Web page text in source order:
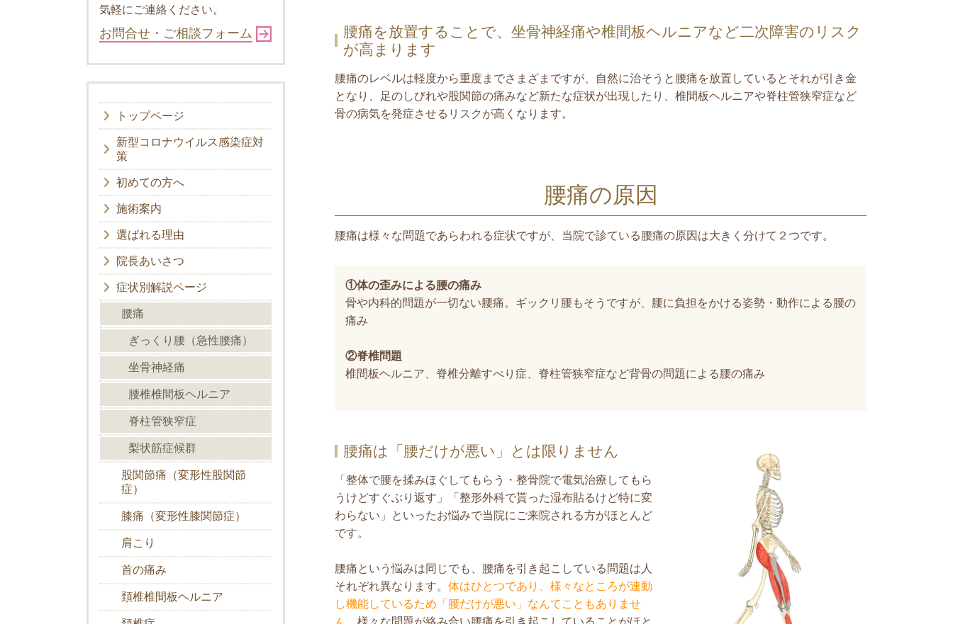
腰痛を放置することで、坐骨神経痛や椎間板ヘルニアなど二次障害のリスク
が高まります
腰痛のレベルは軽度から重度までさまざまですが、自然に治そうと腰痛を放置しているとそれが引き金
となり、足のしびれや股関節の痛みなど新たな症状が出現したり、椎間板ヘルニアや脊柱管狭窄症など
骨の病気を発症させるリスクが高くなります。
腰痛の原因
腰痛は様々な問題であらわれる症状ですが、当院で診ている腰痛の原因は大きく分けて２つです。
①体の歪みによる腰の痛み
骨や内科的問題が一切ない腰痛。ギックリ腰もそうですが、腰に負担をかける姿勢・動作による腰の
痛み
②脊椎問題
椎間板ヘルニア、脊椎分離すべり症、脊柱管狭窄症など背骨の問題による腰の痛み
腰痛は「腰だけが悪い」とは限りません
「整体で腰を揉みほぐしてもらう・整骨院で電気治療してもら
うけどすぐぶり返す」「整形外科で貰った湿布貼るけど特に変
わらない」といったお悩みで当院にご来院される方がほとんど
です。
腰痛という悩みは同じでも、腰痛を引き起こしている問題は人
それぞれ異なります。 体はひとつであり、様々なところが連動
し機能しているため「腰だけが悪い」なんてこともありませ
ん。 様々な問題が絡み合い腰痛を引き起こしていることがほと
気軽にご連絡ください。
お問合せ・ご相談フォーム
トップページ
新型コロナウイルス感染症対
策
初めての方へ
施術案内
選ばれる理由
院長あいさつ
症状別解説ページ
腰痛
ぎっくり腰（急性腰痛）
坐骨神経痛
腰椎椎間板ヘルニア
脊柱管狭窄症
梨状筋症候群
股関節痛（変形性股関節
症）
膝痛（変形性膝関節症）
肩こり
首の痛み
頚椎椎間板ヘルニア